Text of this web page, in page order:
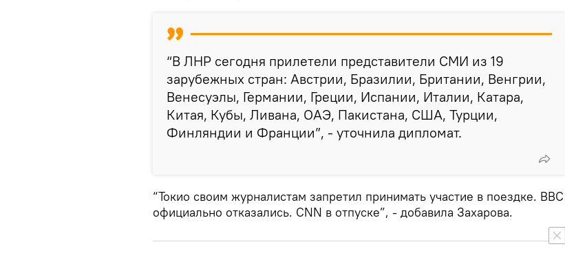
“В ЛНР сегодня прилетели представители СМИ из 19
зарубежных стран: Австрии, Бразилии, Британии, Венгрии,
Венесуэлы, Германии, Греции, Испании, Италии, Катара,
Китая, Кубы, Ливана, ОАЭ, Пакистана, США, Турции,
Финляндии и Франции”, - уточнила дипломат.
“Токио своим журналистам запретил принимать участие в поездке. ВВС
официально отказались. CNN в отпуске”, - добавила Захарова.